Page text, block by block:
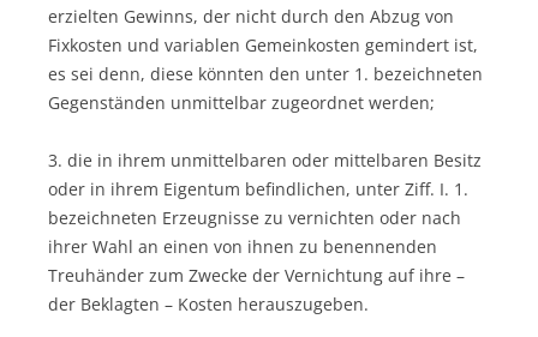
erzielten Gewinns, der nicht durch den Abzug von
Fixkosten und variablen Gemeinkosten gemindert ist,
es sei denn, diese könnten den unter 1. bezeichneten
Gegenständen unmittelbar zugeordnet werden;
3. die in ihrem unmittelbaren oder mittelbaren Besitz
oder in ihrem Eigentum befindlichen, unter Ziff. I. 1.
bezeichneten Erzeugnisse zu vernichten oder nach
ihrer Wahl an einen von ihnen zu benennenden
Treuhänder zum Zwecke der Vernichtung auf ihre –
der Beklagten – Kosten herauszugeben.